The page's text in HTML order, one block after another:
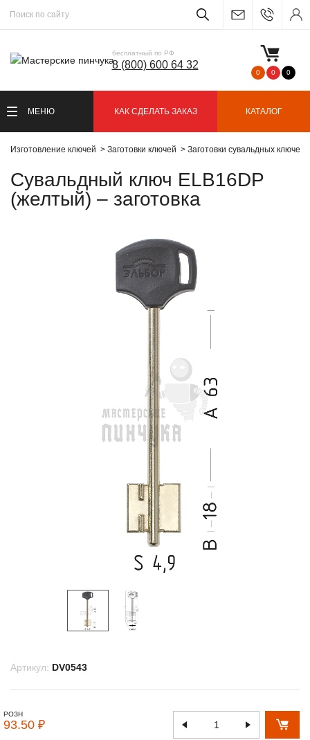
бесплатный по РФ
8 (800) 600 64 32
0 0 0
МЕНЮ КАК СДЕЛАТЬ ЗАКАЗ КАТАЛОГ
Изготовление ключей Заготовки ключей Заготовки сувальдных ключей
Сувальдный ключ ELB16DP
(желтый) – заготовка
Артикул: DV0543
РОЗН
93.50 ₽